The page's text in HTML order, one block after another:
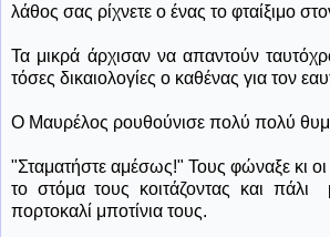
λάθος σας ρίχνετε ο ένας το φταίξιμο
Τα μικρά άρχισαν να απαντούν
τόσες δικαιολογίες ο καθένας για τον
Ο Μαυρέλος ρουθούνισε πολύ πολύ
"Σταματήστε αμέσως!" Τους φώναξε κι οι
το στόμα τους κοιτάζοντας και πάλι
πορτοκαλί μποτίνια τους.